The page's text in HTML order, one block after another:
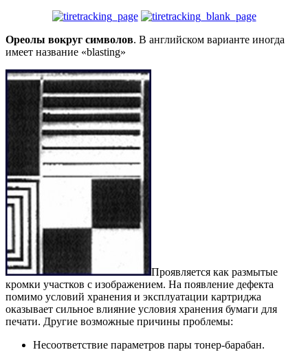
Ореолы вокруг символов. В английском варианте иногда
имеет название «blasting»
Проявляется как размытые
кромки участков с изображением. На появление дефекта
помимо условий хранения и эксплуатации картриджа
оказывает сильное влияние условия хранения бумаги для
печати. Другие возможные причины проблемы:
Несоответствие параметров пары тонер-барабан.